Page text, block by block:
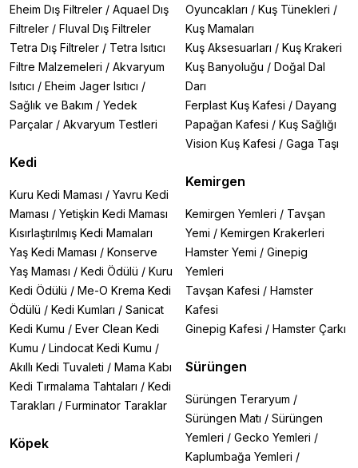
Eheim Dış Filtreler / Aquael Dış
Filtreler / Fluval Dış Filtreler
Tetra Dış Filtreler / Tetra Isıtıcı
Filtre Malzemeleri / Akvaryum
Isıtıcı / Eheim Jager Isıtıcı /
Sağlık ve Bakım / Yedek
Parçalar / Akvaryum Testleri
Kedi
Kuru Kedi Maması / Yavru Kedi
Maması / Yetişkin Kedi Maması
Kısırlaştırılmış Kedi Mamaları
Yaş Kedi Maması / Konserve
Yaş Maması / Kedi Ödülü / Kuru
Kedi Ödülü / Me-O Krema Kedi
Ödülü / Kedi Kumları / Sanicat
Kedi Kumu / Ever Clean Kedi
Kumu / Lindocat Kedi Kumu /
Akıllı Kedi Tuvaleti / Mama Kabı
Kedi Tırmalama Tahtaları / Kedi
Tarakları / Furminator Taraklar
Köpek
Oyuncakları / Kuş Tünekleri /
Kuş Mamaları
Kuş Aksesuarları / Kuş Krakeri
Kuş Banyoluğu / Doğal Dal
Darı
Ferplast Kuş Kafesi / Dayang
Papağan Kafesi / Kuş Sağlığı
Vision Kuş Kafesi / Gaga Taşı
Kemirgen
Kemirgen Yemleri / Tavşan
Yemi / Kemirgen Krakerleri
Hamster Yemi / Ginepig
Yemleri
Tavşan Kafesi / Hamster
Kafesi
Ginepig Kafesi / Hamster Çarkı
Sürüngen
Sürüngen Teraryum /
Sürüngen Matı / Sürüngen
Yemleri / Gecko Yemleri /
Kaplumbağa Yemleri /